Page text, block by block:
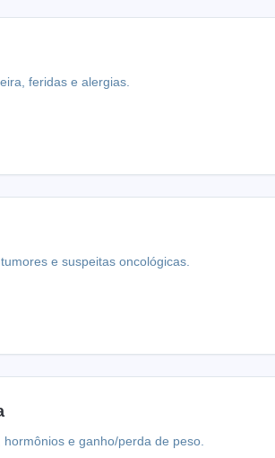
feridas e alergias.
e suspeitas oncológicas.
e ganho/perda de peso.